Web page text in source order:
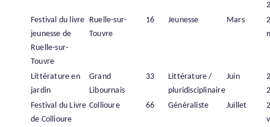
Festival du livre
jeunesse de
Ruelle-sur-
Touvre
Ruelle-sur-
Touvre
16 Jeunesse Mars
Littérature en
jardin
Grand
Libournais
33
Littérature /
pluridisciplinaire
Juin
Festival du Livre
de Collioure
Collioure 66 Généraliste Juillet